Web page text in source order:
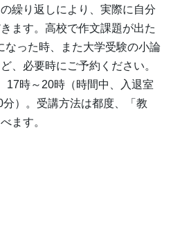
繰り返しにより、実際に自分
ます。高校で作文課題が出た
なった時、また大学受験の小論
、必要時にご予約ください。
17時～20時（時間中、入退室
）。受講方法は都度、「教
ます。